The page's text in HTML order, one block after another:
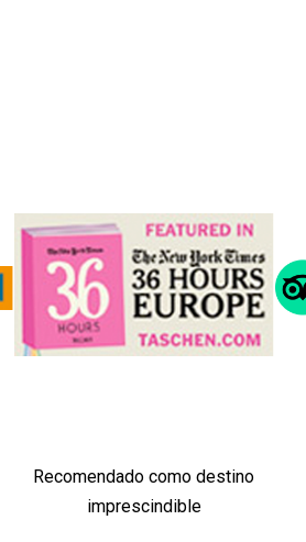
Recomendado como destino
imprescindible